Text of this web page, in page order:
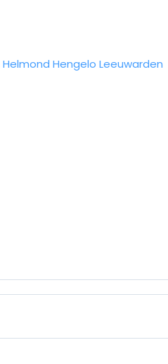
Helmond Hengelo Leeuwarden